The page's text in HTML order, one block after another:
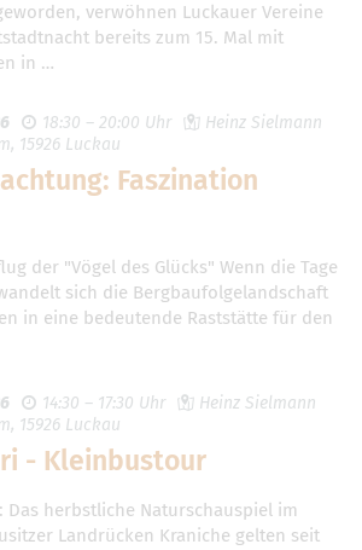
verwöhnen Luckauer Vereine
bereits zum 15. Mal mit
in …
18:30 – 20:00 Uhr
Heinz Sielmann
15926 Luckau
Faszination
der "Vögel des Glücks" Wenn die Tage
sich die Bergbaufolgelandschaft
in eine bedeutende Raststätte für den
14:30 – 17:30 Uhr
Heinz Sielmann
15926 Luckau
- Kleinbustour
Das herbstliche Naturschauspiel im
Landrücken Kraniche gelten seit